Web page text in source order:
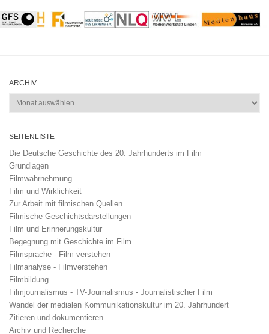
ARCHIV
Archiv
SEITENLISTE
Die Deutsche Geschichte des 20. Jahrhunderts im Film
Grundlagen
Filmwahrnehmung
Film und Wirklichkeit
Zur Arbeit mit filmischen Quellen
Filmische Geschichtsdarstellungen
Film und Erinnerungskultur
Begegnung mit Geschichte im Film
Filmsprache - Film verstehen
Filmanalyse - Filmverstehen
Filmbildung
Filmjournalismus - TV-Journalismus - Journalistischer Film
Wandel der medialen Kommunikationskultur im 20. Jahrhundert
Zitieren und dokumentieren
Archiv und Recherche